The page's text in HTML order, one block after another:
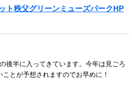
ト秩父グリーンミューズパークHP
後半に入ってきています。今年は見ごろ
とが予想されますのでお早めに！